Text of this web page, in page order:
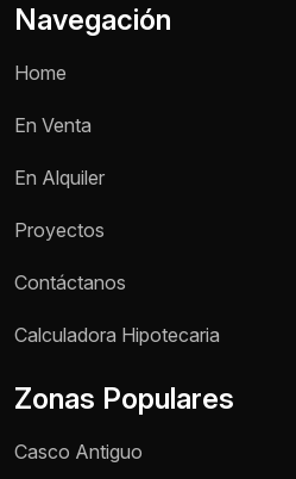
Teléfono /
Navegación
Home
En Venta
En Alquiler
Proyectos
Contáctanos
Calculadora Hipotecaria
Zonas Populares
Casco Antiguo